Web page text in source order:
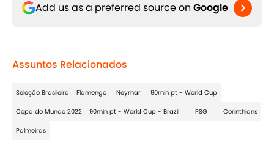
Add us as a preferred source on Google
Assuntos Relacionados
Seleção Brasileira Flamengo Neymar 90min pt - World Cup
Copa do Mundo 2022 90min pt - World Cup - Brazil PSG Corinthians
Palmeiras